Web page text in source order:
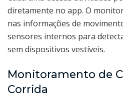
diretamente no app. O
nas informações de
sensores internos para
sem dispositivos vestíveis.
Monitoramento de
Corrida